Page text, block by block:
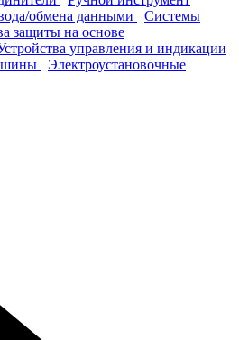
обмена данными
Системы
защиты на основе
управления и индикации
шины
Электроустановочные